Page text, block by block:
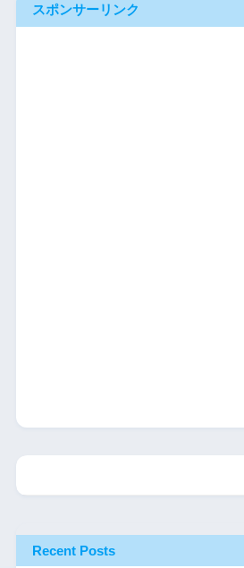
スポンサーリンク
Recent Posts